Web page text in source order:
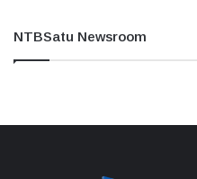
NTBSatu Newsroom